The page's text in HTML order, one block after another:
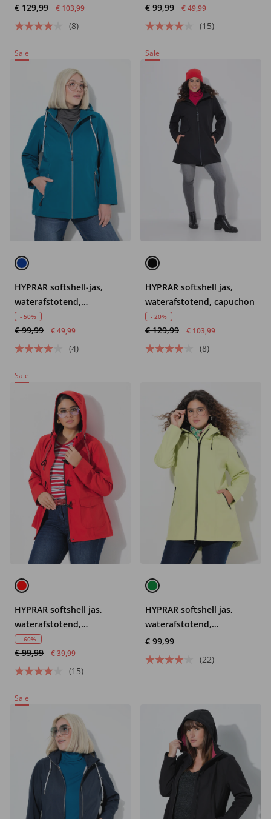
€ 129,99 € 103,99
(8)
€ 99,99 € 49,99
(15)
Sale
HYPRAR softshell-jas,
waterafstotend,
ritszakken
- 50%
€ 99,99 € 49,99
(4)
Sale
HYPRAR softshell jas,
waterafstotend, capuchon
- 20%
€ 129,99 € 103,99
(8)
Sale
HYPRAR softshell jas,
waterafstotend,
knoopsluiting
- 60%
€ 99,99 € 39,99
(15)
HYPRAR softshell jas,
waterafstotend,
fleecevoering
€ 99,99
(22)
Sale